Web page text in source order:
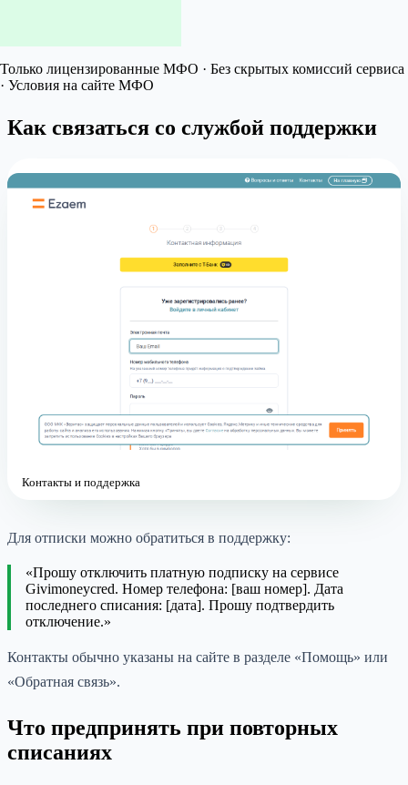
Только лицензированные МФО · Без скрытых комиссий сервиса
· Условия на сайте МФО
Как связаться со службой поддержки
Контакты и поддержка
Для отписки можно обратиться в поддержку:
«Прошу отключить платную подписку на сервисе
Givimoneycred. Номер телефона: [ваш номер]. Дата
последнего списания: [дата]. Прошу подтвердить
отключение.»
Контакты обычно указаны на сайте в разделе «Помощь» или
«Обратная связь».
Что предпринять при повторных
списаниях